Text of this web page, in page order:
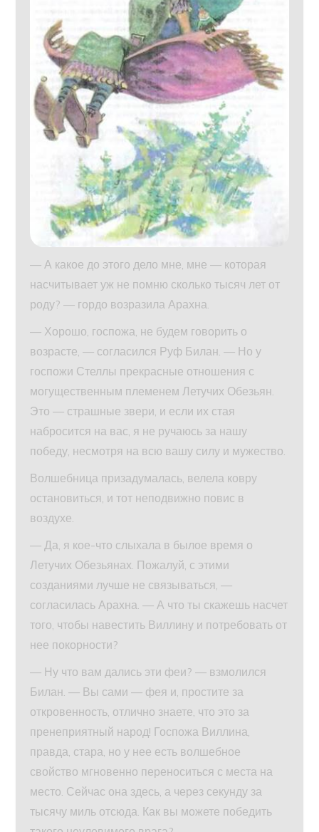
— А какое до этого дело мне, мне — которая
насчитывает уж не помню сколько тысяч лет от
роду? — гордо возразила Арахна.
— Хорошо, госпожа, не будем говорить о
возрасте, — согласился Руф Билан. — Но у
госпожи Стеллы прекрасные отношения с
могущественным племенем Летучих Обезьян.
Это — страшные звери, и если их стая
набросится на вас, я не ручаюсь за нашу
победу, несмотря на всю вашу силу и мужество.
Волшебница призадумалась, велела ковру
остановиться, и тот неподвижно повис в
воздухе.
— Да, я кое-что слыхала в былое время о
Летучих Обезьянах. Пожалуй, с этими
созданиями лучше не связываться, —
согласилась Арахна. — А что ты скажешь насчет
того, чтобы навестить Виллину и потребовать от
нее покорности?
— Ну что вам дались эти феи? — взмолился
Билан. — Вы сами — фея и, простите за
откровенность, отлично знаете, что это за
пренеприятный народ! Госпожа Виллина,
правда, стара, но у нее есть волшебное
свойство мгновенно переноситься с места на
место. Сейчас она здесь, а через секунду за
тысячу миль отсюда. Как вы можете победить